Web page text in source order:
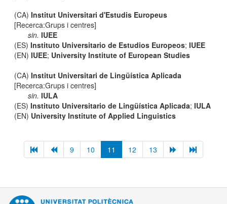
(CA)Institut Universitari d'Estudis Europeus
[Recerca:Grups i centres]
sin. IUEE
(ES)Instituto Universitario de Estudios Europeos;IUEE
(EN)IUEE; University Institute of European Studies
(CA)Institut Universitari de Lingüística Aplicada
[Recerca:Grups i centres]
sin. IULA
(ES)Instituto Universitario de Lingüística Aplicada;IULA
(EN) University Institute of Applied Linguistics
9 10 11 12 13